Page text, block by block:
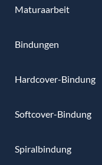
Maturaarbeit
Bindungen
Hardcover-Bindung
Softcover-Bindung
Spiralbindung